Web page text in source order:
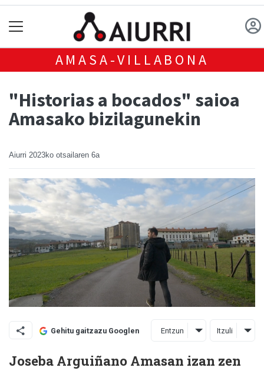
AMASA-VILLABONA
"Historias a bocados" saioa
Amasako bizilagunekin
Aiurri 2023ko otsailaren 6a
Gehitu gaitzazu Googlen Entzun Itzuli
Joseba Arguiñano Amasan izan zen